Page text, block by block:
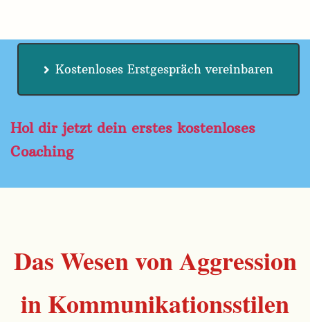
Hol dir jetzt dein erstes kostenloses
Coaching
Das Wesen von Aggression
in Kommunikationsstilen